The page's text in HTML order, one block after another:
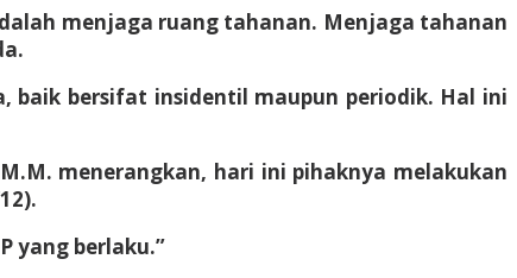
menjaga ruang tahanan. Menjaga tahanan
baik bersifat insidentil maupun periodik. Hal ini
menerangkan, hari ini pihaknya melakukan
yang berlaku.”